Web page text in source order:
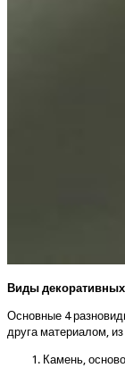
Виды
Основные 4
друга материалом, из
Камень,